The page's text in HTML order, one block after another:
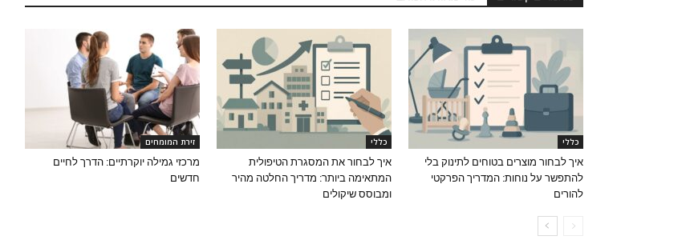
כללי
איך לבחור מוצרים בטוחים לתינוק בלי
להתפשר על נוחות: המדריך הפרקטי
להורים
כללי
איך לבחור את המסגרת הטיפולית
המתאימה ביותר: מדריך החלטה מהיר
ומבוסס שיקולים
זירת המומחים
מרכזי גמילה יוקרתיים: הדרך לחיים
חדשים